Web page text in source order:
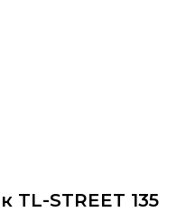
STREET 135